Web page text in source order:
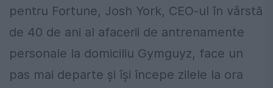
pentru Fortune, Josh York, CEO-ul în vârstă
de 40 de ani al afacerii de antrenamente
personale la domiciliu Gymguyz, face un
pas mai departe și își începe zilele la ora